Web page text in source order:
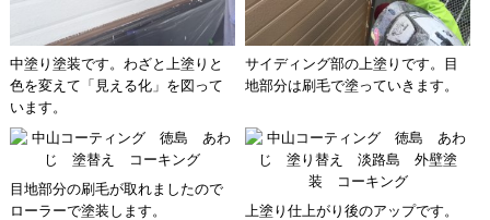
中塗り塗装です。わざと上塗りと
色を変えて「見える化」を図って
います。
サイディング部の上塗りです。目
地部分は刷毛で塗っていきます。
目地部分の刷毛が取れましたので
ローラーで塗装します。
上塗り仕上がり後のアップです。